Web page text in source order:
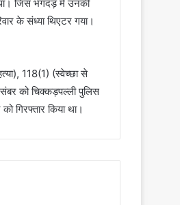
था। जिस भगदड़ में उनकी
के संध्या थिएटर गया।
118(1) (स्वेच्छा से
को चिक्कड़पल्ली पुलिस
गिरफ्तार किया था।